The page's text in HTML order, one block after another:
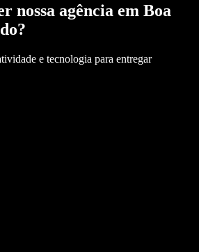
nossa agência em Boa
?
e tecnologia para entregar